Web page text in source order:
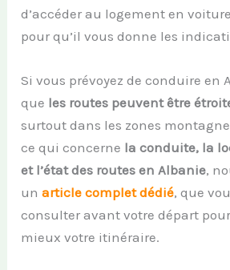
d’accéder au logement en
pour qu’il vous donne les
Si vous prévoyez de conduire en
que les routes peuvent être
surtout dans les zones
ce qui concerne la conduite, la
et l’état des routes en Albanie,
unarticle complet dédié, que
consulter avant votre départ
mieux votre itinéraire.